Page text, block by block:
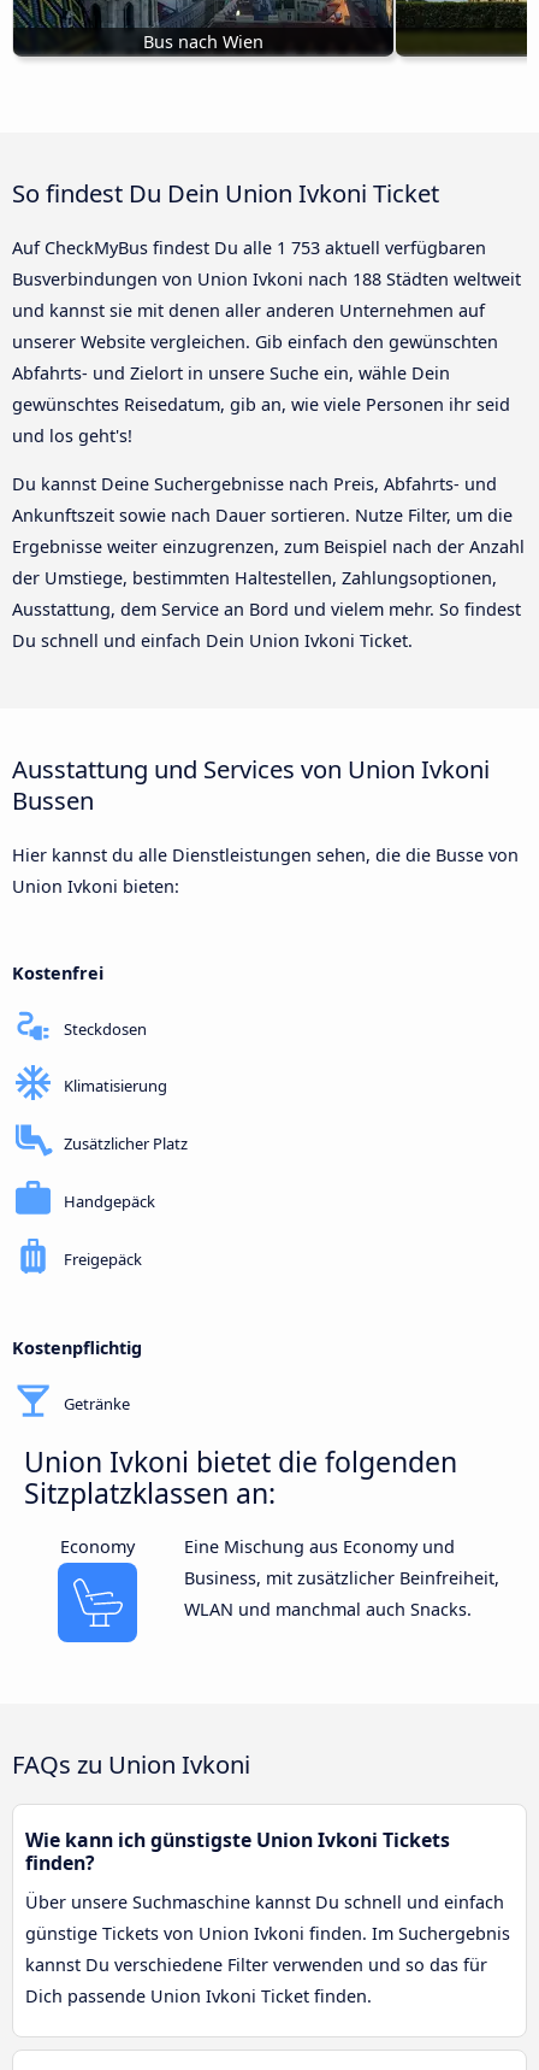
Bus nach Wien
So findest Du Dein Union Ivkoni Ticket
Auf CheckMyBus findest Du alle 1 753 aktuell verfügbaren
Busverbindungen von Union Ivkoni nach 188 Städten weltweit
und kannst sie mit denen aller anderen Unternehmen auf
unserer Website vergleichen. Gib einfach den gewünschten
Abfahrts- und Zielort in unsere Suche ein, wähle Dein
gewünschtes Reisedatum, gib an, wie viele Personen ihr seid
und los geht's!
Du kannst Deine Suchergebnisse nach Preis, Abfahrts- und
Ankunftszeit sowie nach Dauer sortieren. Nutze Filter, um die
Ergebnisse weiter einzugrenzen, zum Beispiel nach der Anzahl
der Umstiege, bestimmten Haltestellen, Zahlungsoptionen,
Ausstattung, dem Service an Bord und vielem mehr. So findest
Du schnell und einfach Dein Union Ivkoni Ticket.
Ausstattung und Services von Union Ivkoni
Bussen
Hier kannst du alle Dienstleistungen sehen, die die Busse von
Union Ivkoni bieten:
Kostenfrei
Steckdosen
Klimatisierung
Zusätzlicher Platz
Handgepäck
Freigepäck
Kostenpflichtig
Getränke
Union Ivkoni bietet die folgenden
Sitzplatzklassen an:
Economy
Eine Mischung aus Economy und
Business, mit zusätzlicher Beinfreiheit,
WLAN und manchmal auch Snacks.
FAQs zu Union Ivkoni
Wie kann ich günstigste Union Ivkoni Tickets
finden?
Über unsere Suchmaschine kannst Du schnell und einfach
günstige Tickets von Union Ivkoni finden. Im Suchergebnis
kannst Du verschiedene Filter verwenden und so das für
Dich passende Union Ivkoni Ticket finden.